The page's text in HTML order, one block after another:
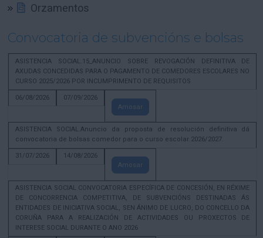
Orzamentos
Convocatoria de subvencións e bolsas
ASISTENCIA SOCIAL.15_ANUNCIO SOBRE REVOGACIÓN DEFINITIVA DE
AXUDAS CONCEDIDAS PARA O PAGAMENTO DE COMEDORES ESCOLARES NO
CURSO 2025/2026 POR INCUMPRIMENTO DE REQUISITOS
06/08/2026
07/09/2026
Amosar
ASISTENCIA SOCIAL.Anuncio da proposta de resolución definitiva dá
convocatoria de bolsas comedor para o curso escolar 2026/2027.
31/07/2026
14/08/2026
Amosar
ASISTENCIA SOCIAL CONVOCATORIA ESPECÍFICA DE CONCESIÓN, EN RÉXIME
DE CONCORRENCIA COMPETITIVA, DE SUBVENCIÓNS DESTINADAS ÁS
ENTIDADES DE INICIATIVA SOCIAL, SEN ÁNIMO DE LUCRO, DO CONCELLO DA
CORUÑA PARA A REALIZACIÓN DE ACTIVIDADES OU PROXECTOS DE
INTERESE SOCIAL DURANTE O ANO 2026